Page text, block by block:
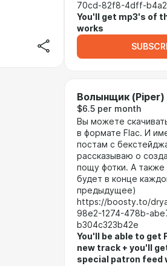
70cd-82f8-4dff-
You'll get mp3's of
works
Волынщик (Piper)
$6.5 per month
Вы можете
в формате Flac. И
постам с
рассказываю о
пощу фотки. А
будет в конце
предыдущее)
https://boosty.to/
98e2-1274-478b-
b304c323b42e
You'll be able to get
new track + you'll
special patron feed